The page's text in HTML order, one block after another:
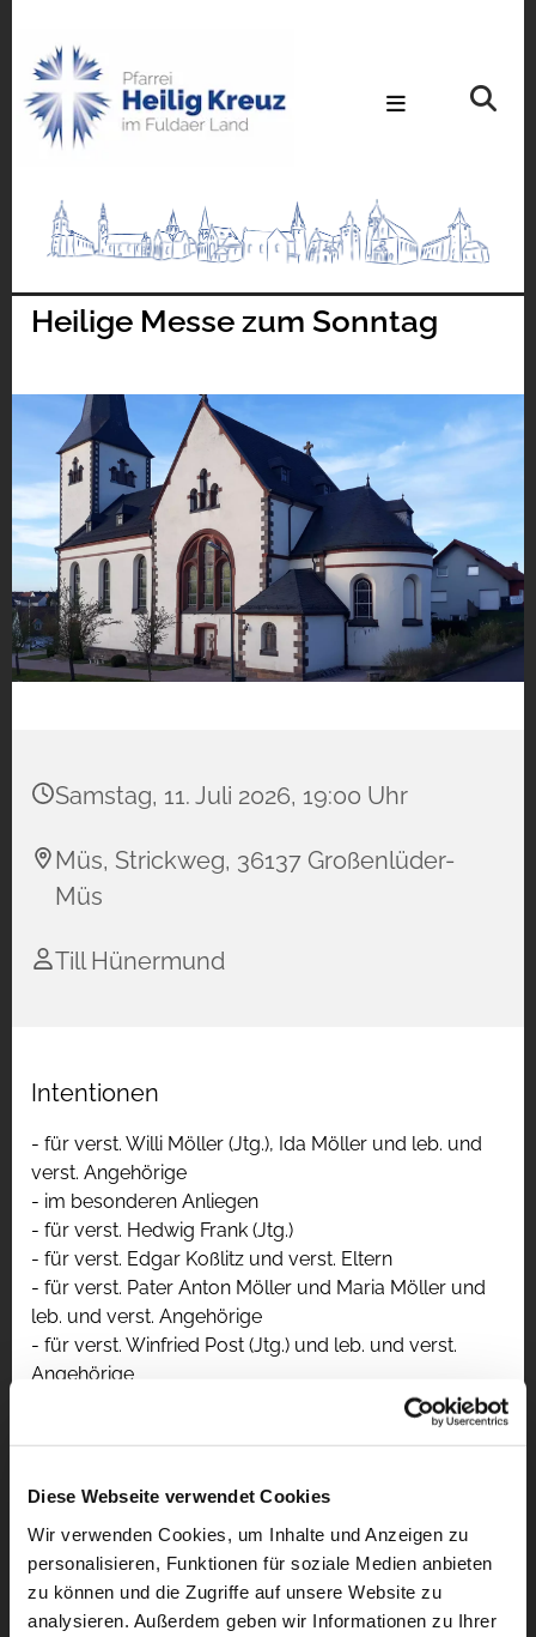
Diese Webseite verwendet Cookies
Wir verwenden Cookies, um Inhalte und Anzeigen zu
personalisieren, Funktionen für soziale Medien anbieten
zu können und die Zugriffe auf unsere Website zu
analysieren. Außerdem geben wir Informationen zu Ihrer
Heilige Messe zum Sonntag
Samstag, 11. Juli 2026, 19:00 Uhr
Müs, Strickweg, 36137 Großenlüder-
Müs
Till Hünermund
Intentionen
- für verst. Willi Möller (Jtg.), Ida Möller und leb. und
verst. Angehörige
- im besonderen Anliegen
- für verst. Hedwig Frank (Jtg.)
- für verst. Edgar Koßlitz und verst. Eltern
- für verst. Pater Anton Möller und Maria Möller und
leb. und verst. Angehörige
- für verst. Winfried Post (Jtg.) und leb. und verst.
Angehörige
- für verst. Therese Post (Jtg.) und leb. und verst.